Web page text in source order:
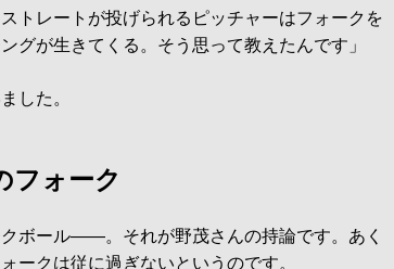
トレートが投げられるピッチャーはフォークを
グが生きてくる。そう思って教えたんです」
した。
フォーク
ボール――。それが野茂さんの持論です。あく
ークは従に過ぎないというのです。